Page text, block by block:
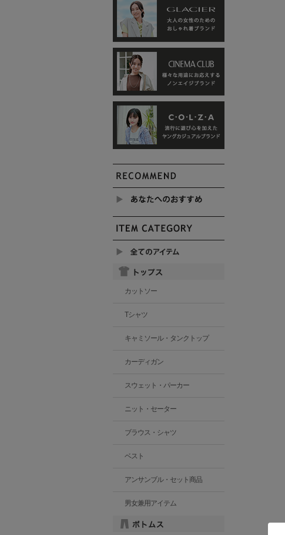
カットソー
Tシャツ
キャミソール・タンクトップ
カーディガン
スウェット・パーカー
ニット・セーター
ブラウス・シャツ
ベスト
アンサンブル・セット商品
男女兼用アイテム